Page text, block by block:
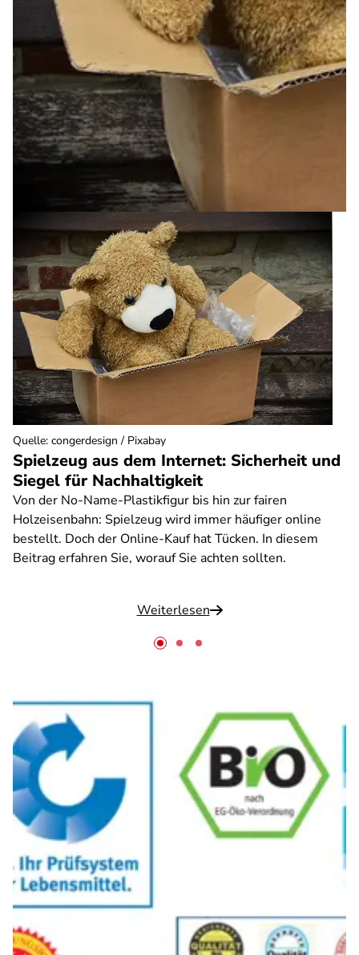
Spielzeug aus dem Internet: Sicherheit und
Siegel für Nachhaltigkeit
Von der No-Name-Plastikfigur bis hin zur fairen
Holzeisenbahn: Spielzeug wird immer häufiger online
bestellt. Doch der Online-Kauf hat Tücken. In diesem
Beitrag erfahren Sie, worauf Sie achten sollten.
Weiterlesen
Quelle: congerdesign / Pixabay